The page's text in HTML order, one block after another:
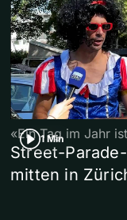
1 Min
«Ein Tag im Jahr
Street-
mitten in